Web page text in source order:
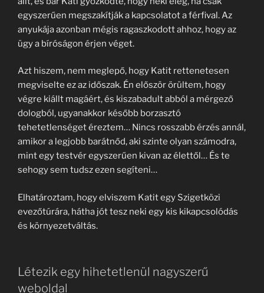
egyszerűen megszakítják a kapcsolatot a férfival. Az
anyukája azonban mégis ragaszkodott ahhoz, hogy az
ügy a bíróságon érjen véget.
Azt hiszem, nem meglepő, hogy Katit rettenetesen
megviselte ez az időszak. Én először örültem, hogy
végre kiállt magáért, és kiszabadult abból a mérgező
dologból, ugyanakkor később borzasztó
tehetetlenséget éreztem… Nincs rosszabb érzés annál,
amikor a legjobb barátnőd, aki szinte olyan számodra,
mint egy testvér egyszerűen kivan az élettől… És te
sehogy sem tudsz ezen segíteni…
Elhatároztam, hogy elviszem Katit egy Szigetközi
evezőtúrára, hátha jót tesz neki egy kis kikapcsolódás
és környezetváltás.
Létezik egy hihetetlenül nagyszerű
weboldal